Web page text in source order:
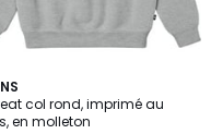
col rond, imprimé au
en molleton